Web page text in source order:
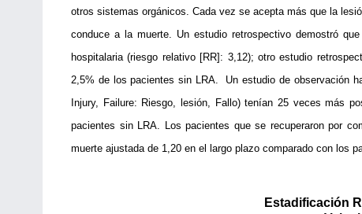
otros sistemas orgánicos. Cada vez se acepta más que la
conduce a la muerte. Un estudio retrospectivo demostró
hospitalaria (riesgo relativo [RR]: 3,12); otro estudio
2,5% de los pacientes sin LRA. Un estudio de observación
Injury, Failure: Riesgo, lesión, Fallo) tenían 25 veces más
pacientes sin LRA. Los pacientes que se recuperaron por
muerte ajustada de 1,20 en el largo plazo comparado con los
Estadificación